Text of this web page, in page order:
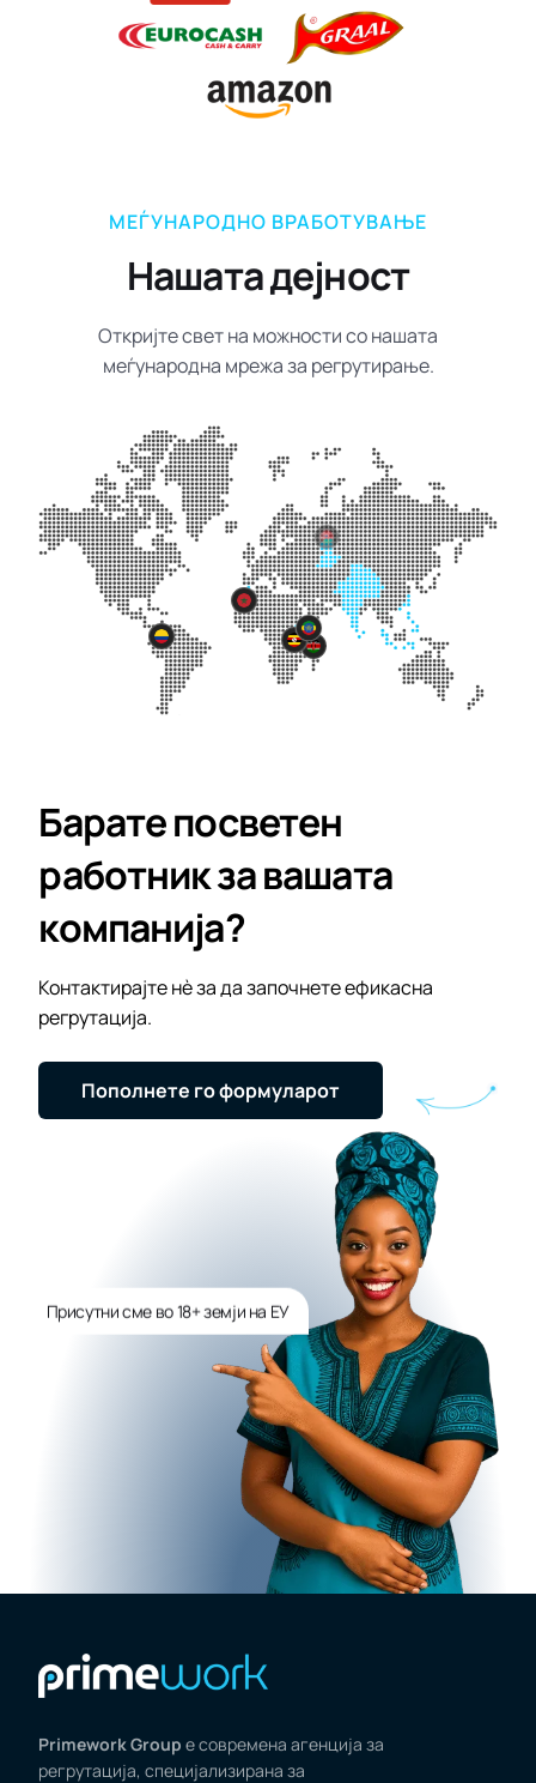
МЕЃУНАРОДНО ВРАБОТУВАЊЕ
Нашата дејност
Откријте свет на можности со нашата
меѓународна мрежа за регрутирање.
Барате посветен
работник за вашата
компанија?
Контактирајте нè за да започнете ефикасна
регрутација.
Пополнете го формуларот
Присутни сме во 18+ земји на ЕУ
Primework Group е современа агенција за
регрутација, специјализирана за